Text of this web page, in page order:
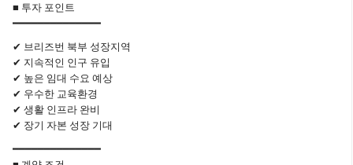
■ 투자 포인트
━━━━━━━━━━━━━━
✔ 브리즈번 북부 성장지역
✔ 지속적인 인구 유입
✔ 높은 임대 수요 예상
✔ 우수한 교육환경
✔ 생활 인프라 완비
✔ 장기 자본 성장 기대
━━━━━━━━━━━━━━